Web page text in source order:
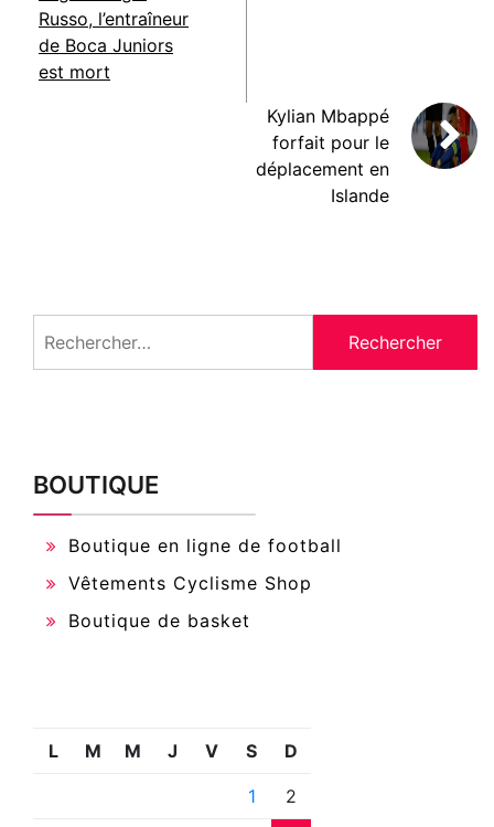
Russo, l’entraîneur
de Boca Juniors
est mort
Kylian Mbappé
forfait pour le
déplacement en
Islande
BOUTIQUE
Boutique en ligne de football
Vêtements Cyclisme Shop
Boutique de basket
L M M J V S D
1 2